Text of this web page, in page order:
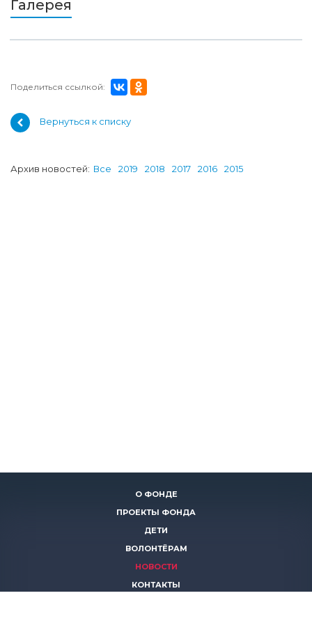
Галерея
Поделиться ссылкой:
Вернуться к списку
Архив новостей: Все 2019 2018 2017 2016 2015
О ФОНДЕ
ПРОЕКТЫ ФОНДА
ДЕТИ
ВОЛОНТЁРАМ
НОВОСТИ
КОНТАКТЫ